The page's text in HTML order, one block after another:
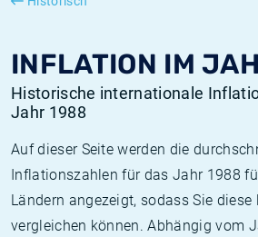
INFLATION IM
Historische internationale
Jahr 1988
Auf dieser Seite werden die
Inflationszahlen für das Jahr 1988
Ländern angezeigt, sodass Sie
vergleichen können. Abhängig vom